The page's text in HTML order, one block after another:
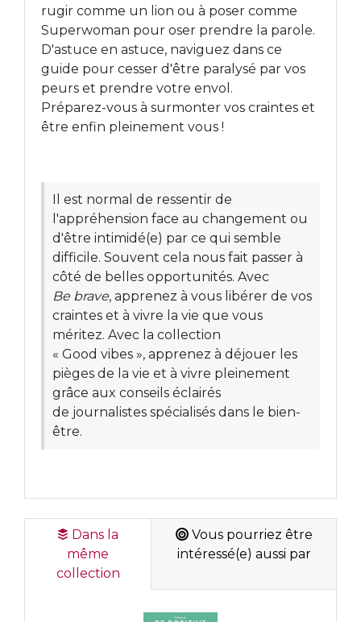
rugir comme un lion ou à poser comme
Superwoman pour oser prendre la parole.
D'astuce en astuce, naviguez dans ce
guide pour cesser d'être paralysé par vos
peurs et prendre votre envol.
Préparez-vous à surmonter vos craintes et
être enfin pleinement vous !
Il est normal de ressentir de
l'appréhension face au changement ou
d'être intimidé(e) par ce qui semble
difficile. Souvent cela nous fait passer à
côté de belles opportunités. Avec
Be brave, apprenez à vous libérer de vos
craintes et à vivre la vie que vous
méritez. Avec la collection
« Good vibes », apprenez à déjouer les
pièges de la vie et à vivre pleinement
grâce aux conseils éclairés
de journalistes spécialisés dans le bien-
être.
Dans la
même
collection
Vous pourriez être
intéressé(e) aussi par